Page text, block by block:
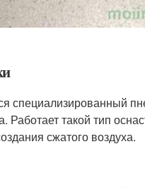
специализированный
Работает такой тип
сжатого воздуха.